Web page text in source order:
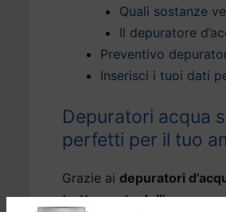
Quali sostanze
Il depuratore
Preventivo
Inserisci i tuoi dati
Depuratori acqua
perfetti per il tuo
Grazie ai depuratori
trattamento dell’acqua